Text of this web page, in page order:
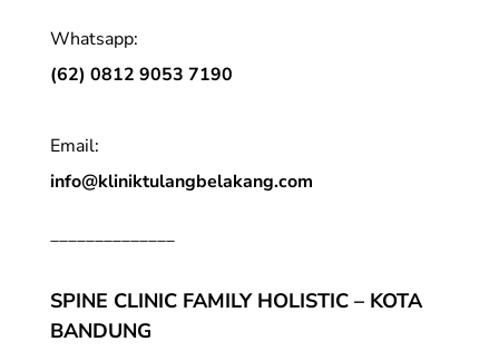
Whatsapp:
(62) 0812 9053 7190
Email:
info@kliniktulangbelakang.com
______________
SPINE CLINIC FAMILY HOLISTIC – KOTA
BANDUNG